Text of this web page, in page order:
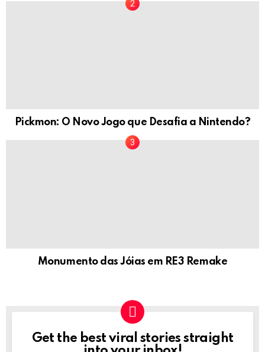
Pickmon: O Novo Jogo que Desafia a Nintendo?
Monumento das Jóias em RE3 Remake
NEWSLETTER
Get the best viral stories straight